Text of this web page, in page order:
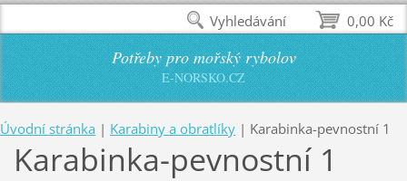
Potřeby pro mořský rybolov
E-NORSKO.CZ
Úvodní stránka | Karabiny a obratlíky | Karabinka-pevnostní 1
Karabinka-pevnostní 1
0,00 Kč
Vyhledávání